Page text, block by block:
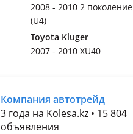
2008 - 2010 2 поколение
(U4)
Toyota Kluger
2007 - 2010 XU40
Компания автотрейд
3 года на Kolesa.kz • 15 804
объявления